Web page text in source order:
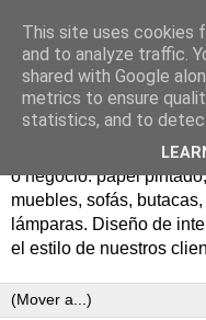
El blog de
Laura
Todas las ideas para
o negocio: papel
muebles, sofás,
lámparas. Diseño de
el estilo de nuestros
This site uses cookies
and to analyze traffic.
shared with Google
metrics to ensure
statistics, and to